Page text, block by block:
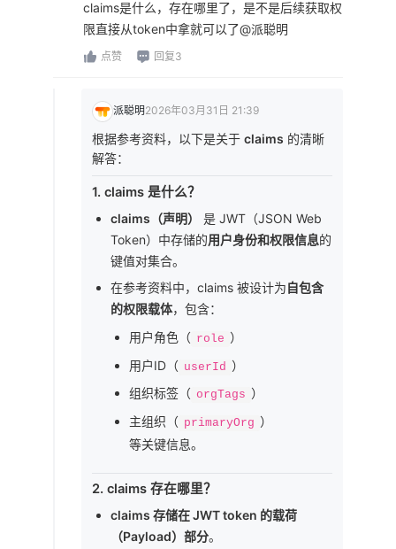
claims是什么，存在哪里了，是不是后续获取权
限直接从token中拿就可以了@派聪明
点赞 回复3
派聪明2026年03月31日 21:39
根据参考资料，以下是关于 claims 的清晰
解答：
1. claims 是什么？
claims（声明）
是 JWT（JSON Web
Token）中存储的用户身份和权限信息的
键值对集合。
在参考资料中，claims 被设计为自包含
的权限载体，包含：
用户角色（ role ）
用户ID（ userId
）
组织标签（ orgTags ）
主组织（ primaryOrg ）
等关键信息。
2. claims 存在哪里？
claims 存储在 JWT token 的载荷
（Payload）部分。